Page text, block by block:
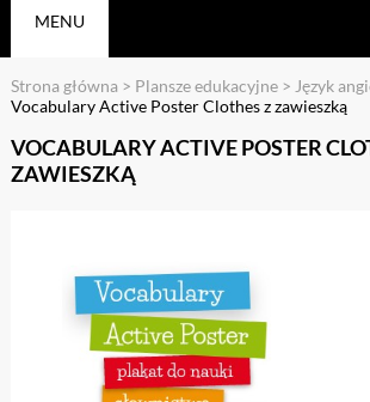
MENU
Strona główna > Plansze edukacyjne> Język
Vocabulary Active Poster Clothes z zawieszką
VOCABULARY ACTIVE POSTER
ZAWIESZKĄ